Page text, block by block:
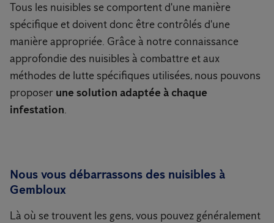
Tous les nuisibles se comportent d'une manière
spécifique et doivent donc être contrôlés d'une
manière appropriée. Grâce à notre connaissance
approfondie des nuisibles à combattre et aux
méthodes de lutte spécifiques utilisées, nous pouvons
proposer une solution adaptée à chaque
infestation.
Nous vous débarrassons des nuisibles à
Gembloux
Là où se trouvent les gens, vous pouvez généralement